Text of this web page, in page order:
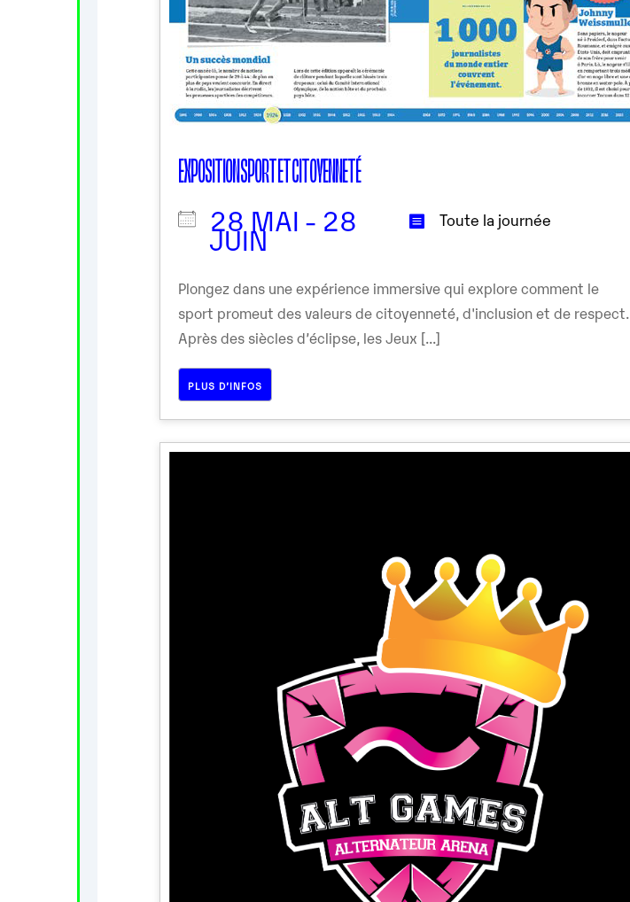
EXPOSITION SPORT ET CITOYENNETÉ
28 MAI - 28
JUIN
Toute la journée
Plongez dans une expérience immersive qui explore comment le
sport promeut des valeurs de citoyenneté, d'inclusion et de respect.
Après des siècles d’éclipse, les Jeux [...]
PLUS D’INFOS